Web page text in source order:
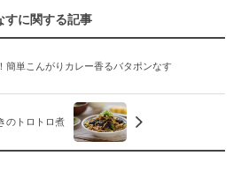
すに関する記事
簡単こんがりカレー香るバタポンなす
のトロトロ煮